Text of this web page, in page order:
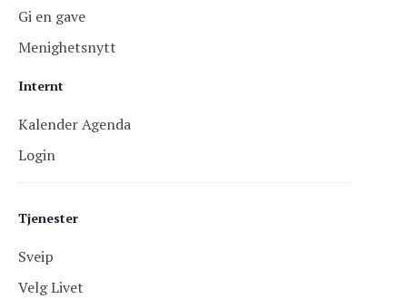
Tjenester
Sveip
Velg Livet
Gi en gave
Menighetsnytt
Internt
Kalender Agenda
Login